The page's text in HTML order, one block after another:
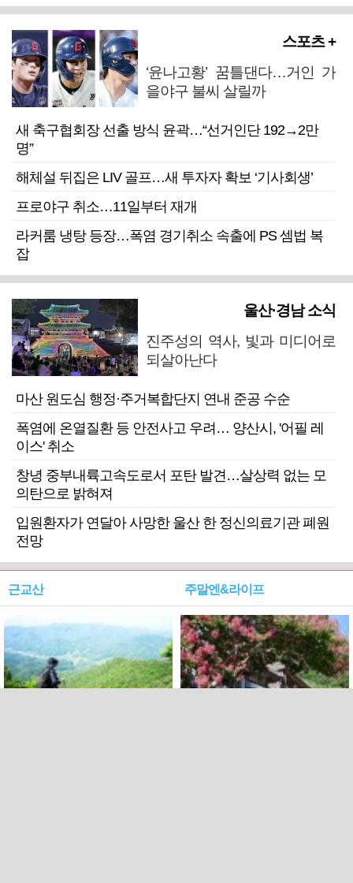
스포츠 +
‘윤나고황’ 꿈틀댄다…거인 가
을야구 불씨 살릴까
새 축구협회장 선출 방식 윤곽…“선거인단 192→2만
명”
해체설 뒤집은 LIV 골프…새 투자자 확보 ‘기사회생’
프로야구 취소…11일부터 재개
라커룸 냉탕 등장…폭염 경기취소 속출에 PS 셈법 복
잡
울산·경남 소식
진주성의 역사, 빛과 미디어로
되살아난다
마산 원도심 행정·주거복합단지 연내 준공 수순
폭염에 온열질환 등 안전사고 우려… 양산시, '어필 레
이스' 취소
창녕 중부내륙고속도로서 포탄 발견…살상력 없는 모
의탄으로 밝혀져
입원환자가 연달아 사망한 울산 한 정신의료기관 폐원
전망
근교산 주말엔&라이프